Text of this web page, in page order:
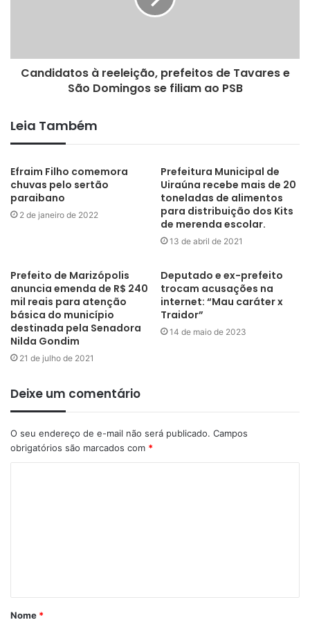
ações e serviços de saúde. O evento conta com a
Paraíba (Cosems), e do Ministério da Saúde (MS).
região. Após serem finalizadas as discussões, será
São Domingos
Candidatos à reeleição, prefeitos de Tavares e
São Domingos se filiam ao PSB
Leia Também
Efraim Filho comemora
chuvas pelo sertão
paraibano
2 de janeiro de 2022
Prefeitura Municipal de
Uiraúna recebe mais de 20
toneladas de alimentos
para distribuição dos Kits
de merenda escolar.
13 de abril de 2021
Prefeito de Marizópolis
anuncia emenda de R$ 240
mil reais para atenção
básica do município
destinada pela Senadora
Nilda Gondim
21 de julho de 2021
Deputado e ex-prefeito
trocam acusações na
internet: “Mau caráter x
Traidor”
14 de maio de 2023
Deixe um comentário
O seu endereço de e-mail não será publicado. Campos
obrigatórios são marcados com *
Nome *